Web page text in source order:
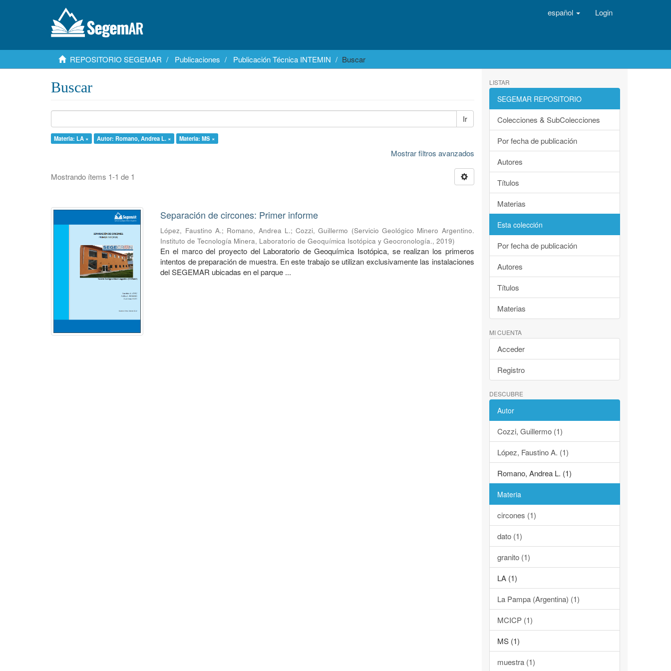
español Login
REPOSITORIO SEGEMAR Publicaciones Publicación Técnica INTEMIN Buscar
Buscar
Ir
Materia: LA × Autor: Romano, Andrea L. × Materia: MS ×
Mostrar filtros avanzados
Mostrando ítems 1-1 de 1
Separación de circones: Primer informe
López, Faustino A.; Romano, Andrea L.;Cozzi, Guillermo (Servicio Geológico Minero Argentino.
Instituto de Tecnología Minera, Laboratorio de Geoquímica Isotópica y Geocronología.,2019)
En el marco del proyecto del Laboratorio de Geoquímica Isotópica, se realizan los primeros
intentos de preparación de muestra. En este trabajo se utilizan exclusivamente las instalaciones
del SEGEMAR ubicadas en el parque ...
LISTAR
SEGEMAR REPOSITORIO
Colecciones & SubColecciones
Por fecha de publicación
Autores
Títulos
Materias
Esta colección
Por fecha de publicación
Autores
Títulos
Materias
MI CUENTA
Acceder
Registro
DESCUBRE
Autor
Cozzi, Guillermo (1)
López, Faustino A. (1)
Romano, Andrea L. (1)
Materia
circones (1)
dato (1)
granito (1)
LA (1)
La Pampa (Argentina) (1)
MCICP (1)
MS (1)
muestra (1)